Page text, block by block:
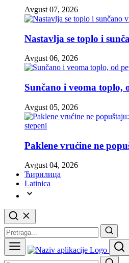
Avgust 07, 2026
Nastavlja se toplo i
Avgust 06, 2026
Sunčano i veoma toplo,
Avgust 05, 2026
Paklene vrućine ne
Avgust 04, 2026
Ћирилица
Latinica